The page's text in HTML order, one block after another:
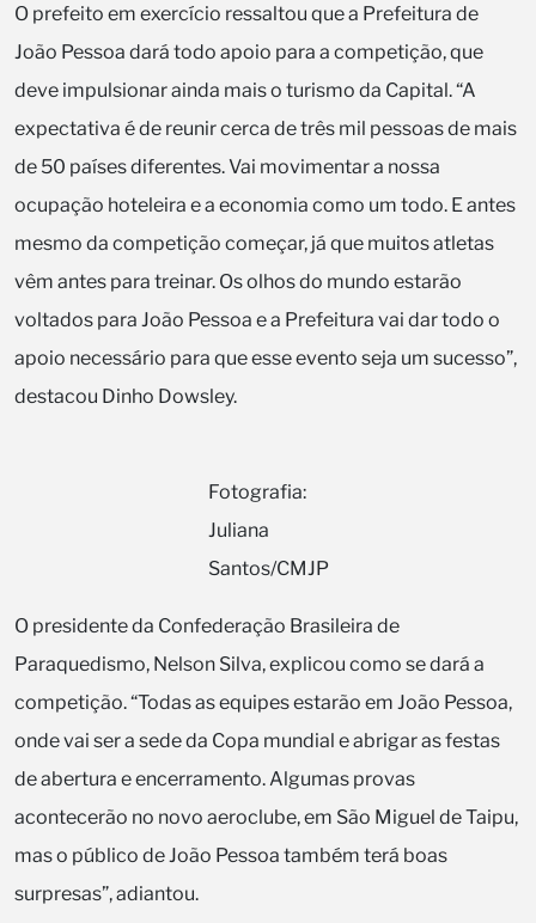
O prefeito em exercício ressaltou que a Prefeitura de
João Pessoa dará todo apoio para a competição, que
deve impulsionar ainda mais o turismo da Capital. “A
expectativa é de reunir cerca de três mil pessoas de mais
de 50 países diferentes. Vai movimentar a nossa
ocupação hoteleira e a economia como um todo. E antes
mesmo da competição começar, já que muitos atletas
vêm antes para treinar. Os olhos do mundo estarão
voltados para João Pessoa e a Prefeitura vai dar todo o
apoio necessário para que esse evento seja um sucesso”,
destacou Dinho Dowsley.
Fotografia:
Juliana
Santos/CMJP
O presidente da Confederação Brasileira de
Paraquedismo, Nelson Silva, explicou como se dará a
competição. “Todas as equipes estarão em João Pessoa,
onde vai ser a sede da Copa mundial e abrigar as festas
de abertura e encerramento. Algumas provas
acontecerão no novo aeroclube, em São Miguel de Taipu,
mas o público de João Pessoa também terá boas
surpresas”, adiantou.